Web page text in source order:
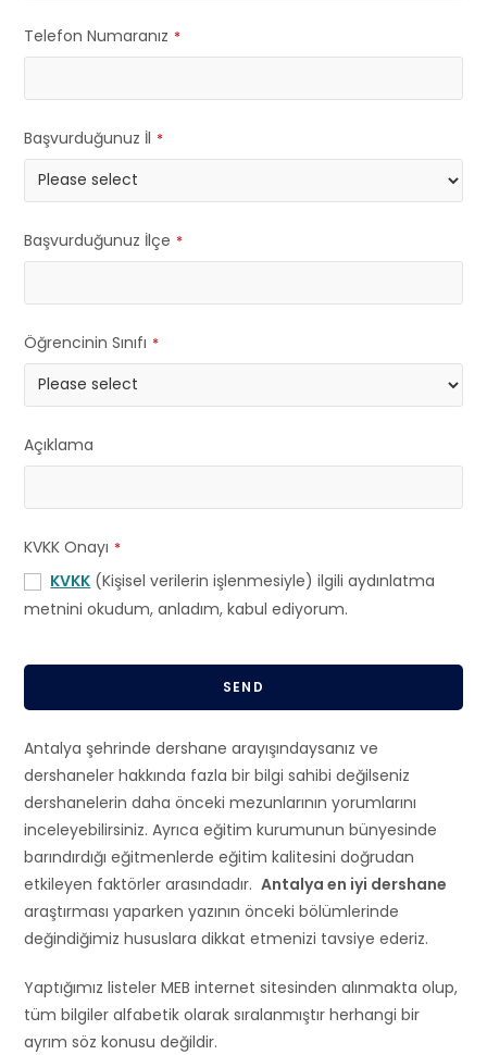
Telefon Numaranız *
Başvurduğunuz İl *
Başvurduğunuz İlçe *
Öğrencinin Sınıfı *
Açıklama
KVKK Onayı *
KVKK (Kişisel verilerin işlenmesiyle) ilgili aydınlatma
metnini okudum, anladım, kabul ediyorum.
SEND
T
h
i
s
f
i
e
l
s
h
o
Antalya şehrinde dershane arayışındaysanız ve
dershaneler hakkında fazla bir bilgi sahibi değilseniz
dershanelerin daha önceki mezunlarının yorumlarını
inceleyebilirsiniz. Ayrıca eğitim kurumunun bünyesinde
barındırdığı eğitmenlerde eğitim kalitesini doğrudan
etkileyen faktörler arasındadır.Antalya en iyi dershane
araştırması yaparken yazının önceki bölümlerinde
değindiğimiz hususlara dikkat etmenizi tavsiye ederiz.
Yaptığımız listeler MEB internet sitesinden alınmakta olup,
tüm bilgiler alfabetik olarak sıralanmıştır herhangi bir
ayrım söz konusu değildir.